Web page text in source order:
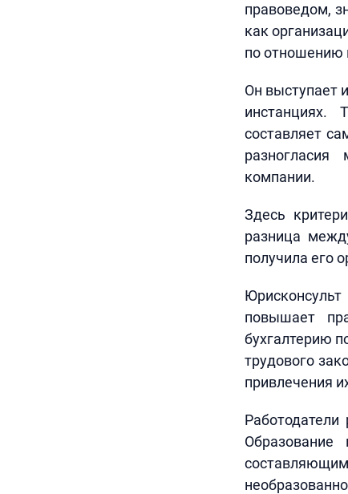
правоведом,
как
по отношению
Он выступает
инстанциях.
составляет
компании.
Здесь
разница
получила его
повышает
бухгалтерию
трудового
привлечения